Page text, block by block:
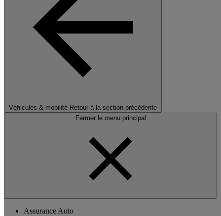
Véhicules & mobilité Retour à la section précédente
Fermer le menu principal
Assurance Auto